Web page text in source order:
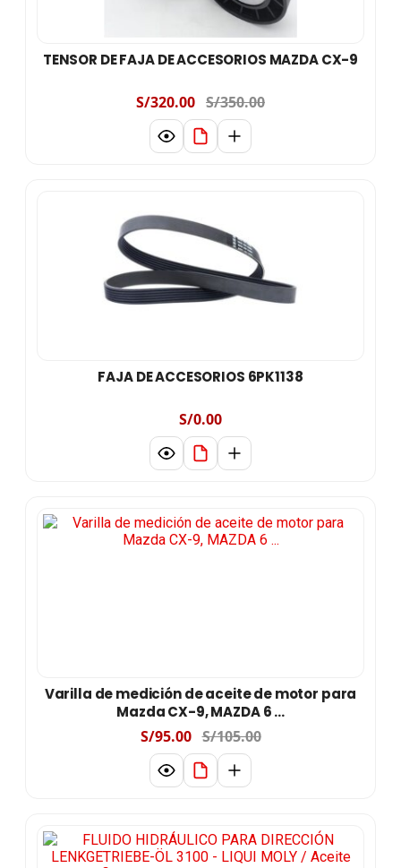
TENSOR DE FAJA DE ACCESORIOS MAZDA CX-9
S/320.00 S/350.00
FAJA DE ACCESORIOS 6PK1138
S/0.00
Varilla de medición de aceite de motor para
Mazda CX-9, MAZDA 6 ...
S/95.00 S/105.00